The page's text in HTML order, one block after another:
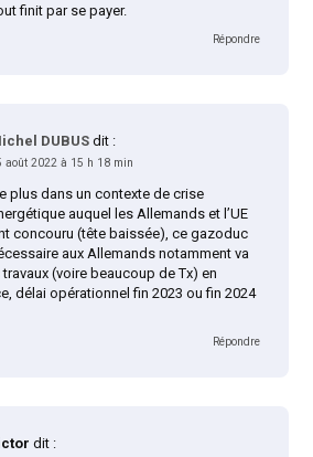
finit par se payer.
Répondre
DUBUS dit :
août 2022 à 15 h 18 min
plus dans un contexte de crise
auquel les Allemands et l’UE
concouru (tête baissée), ce gazoduc
aux Allemands notamment va
(voire beaucoup de Tx) en
délai opérationnel fin 2023 ou fin 2024
Répondre
dit :